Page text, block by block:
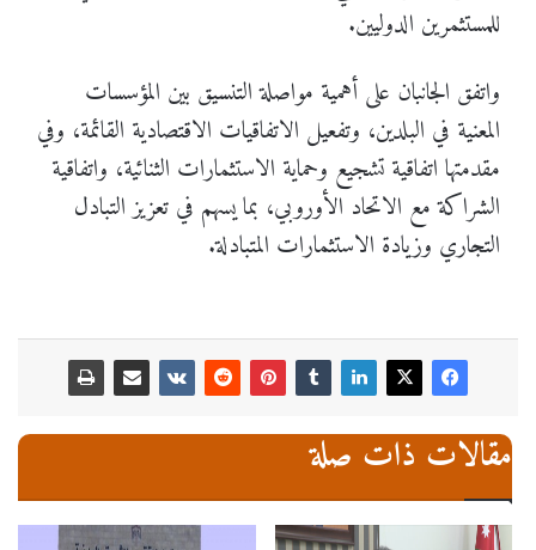
للمستثمرين الدوليين.
واتفق الجانبان على أهمية مواصلة التنسيق بين المؤسسات
المعنية في البلدين، وتفعيل الاتفاقيات الاقتصادية القائمة، وفي
مقدمتها اتفاقية تشجيع وحماية الاستثمارات الثنائية، واتفاقية
الشراكة مع الاتحاد الأوروبي، بما يسهم في تعزيز التبادل
التجاري وزيادة الاستثمارات المتبادلة.
مقالات ذات صلة